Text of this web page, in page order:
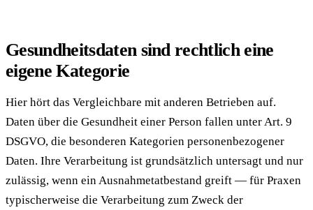
Gesundheitsdaten sind rechtlich eine
eigene Kategorie
Hier hört das Vergleichbare mit anderen Betrieben auf.
Daten über die Gesundheit einer Person fallen unter Art. 9
DSGVO, die besonderen Kategorien personenbezogener
Daten. Ihre Verarbeitung ist grundsätzlich untersagt und nur
zulässig, wenn ein Ausnahmetatbestand greift — für Praxen
typischerweise die Verarbeitung zum Zweck der